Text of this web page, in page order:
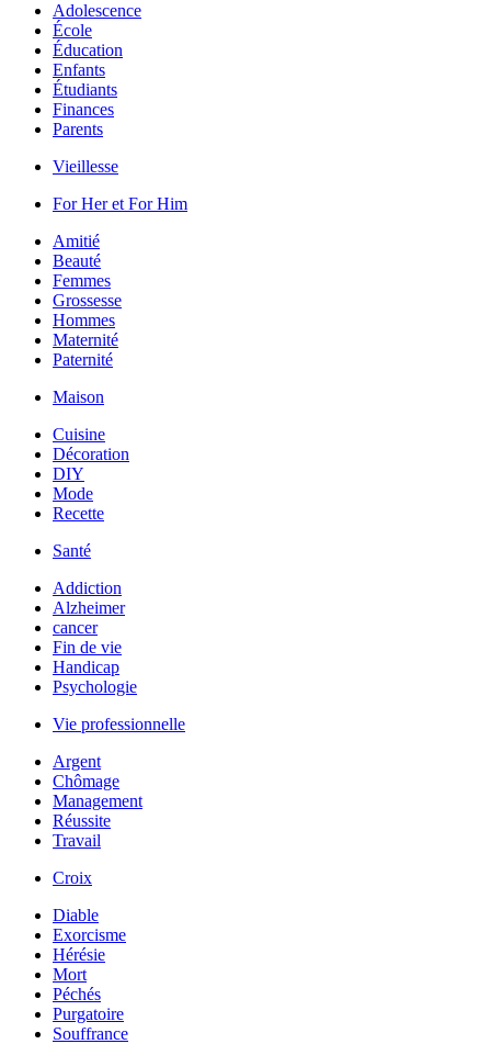
Adolescence
École
Éducation
Enfants
Étudiants
Finances
Parents
Vieillesse
For Her et For Him
Amitié
Beauté
Femmes
Grossesse
Hommes
Maternité
Paternité
Maison
Cuisine
Décoration
DIY
Mode
Recette
Santé
Addiction
Alzheimer
cancer
Fin de vie
Handicap
Psychologie
Vie professionnelle
Argent
Chômage
Management
Réussite
Travail
Croix
Diable
Exorcisme
Hérésie
Mort
Péchés
Purgatoire
Souffrance